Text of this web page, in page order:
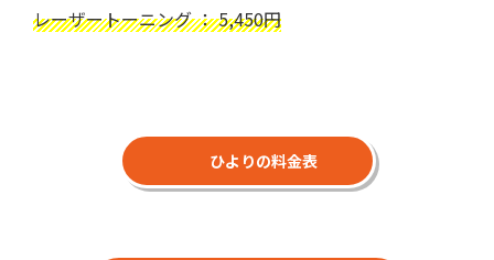
レーザートーニング ： 5,450円
ひよりの料金表